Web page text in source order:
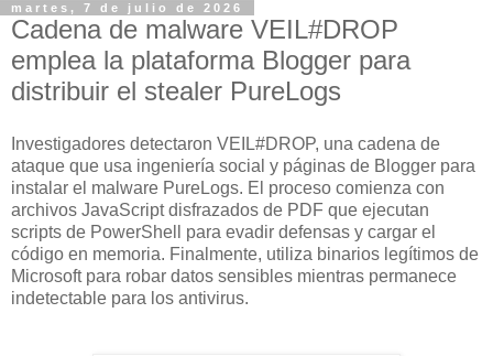
martes, 7 de julio de 2026
Cadena de malware VEIL#DROP
emplea la plataforma Blogger para
distribuir el stealer PureLogs
Investigadores detectaron VEIL#DROP, una cadena de
ataque que usa ingeniería social y páginas de Blogger para
instalar el malware PureLogs. El proceso comienza con
archivos JavaScript disfrazados de PDF que ejecutan
scripts de PowerShell para evadir defensas y cargar el
código en memoria. Finalmente, utiliza binarios legítimos de
Microsoft para robar datos sensibles mientras permanece
indetectable para los antivirus.